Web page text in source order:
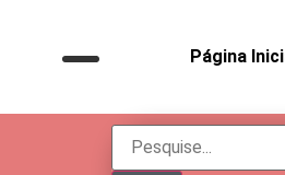
Página